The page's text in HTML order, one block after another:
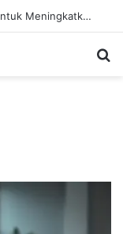
Keterampilan Konsultan Bisnis Online untuk Meningkatkan Pendapatan Berdasarkan Pengalaman Praktis